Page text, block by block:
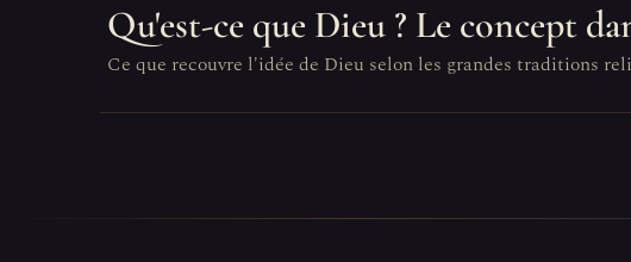
Qu'est-ce que Dieu ? Le concept
Ce que recouvre l'idée de Dieu selon les grandes traditions